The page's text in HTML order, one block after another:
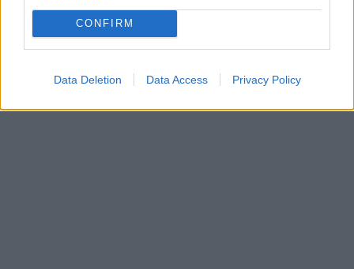
CONFIRM
Data Deletion Data Access Privacy Policy